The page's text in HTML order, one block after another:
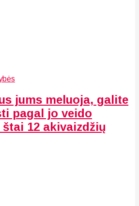
jums meluoja, galite
pagal jo veido
12 akivaizdžių